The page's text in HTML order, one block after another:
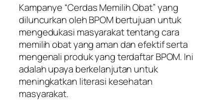
Kampanye “Cerdas Memilih Obat” yang
diluncurkan oleh BPOM bertujuan untuk
mengedukasi masyarakat tentang cara
memilih obat yang aman dan efektif serta
mengenali produk yang terdaftar BPOM. Ini
adalah upaya berkelanjutan untuk
meningkatkan literasi kesehatan
masyarakat.